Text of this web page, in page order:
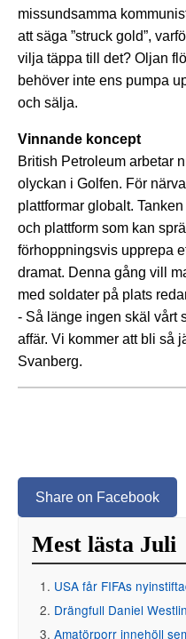
missundsamma
att säga ”struck gold”,
vilja täppa till det? Oljan
behöver inte ens pumpa
och sälja.
Vinnande koncept
British Petroleum arbetar
olyckan i Golfen. För
plattformar globalt.
och plattform som kan
förhoppningsvis upprepa
dramat. Denna gång vill
med soldater på plats
- Så länge ingen skäl vårt
affär. Vi kommer att bli så
Svanberg.
Share on Facebook
Mest lästa Juli
USA får FIFAs
Drängfull Daniel
Amatörporr innehöll